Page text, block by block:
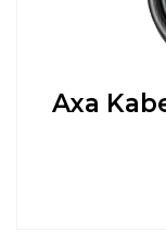
Axa